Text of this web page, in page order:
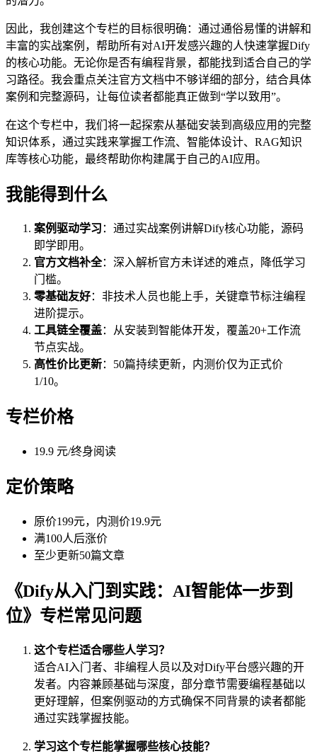
因此，我创建这个专栏的目标很明确：通过通俗易懂的讲解和
丰富的实战案例，帮助所有对AI开发感兴趣的人快速掌握Dify
的核心功能。无论你是否有编程背景，都能找到适合自己的学
习路径。我会重点关注官方文档中不够详细的部分，结合具体
案例和完整源码，让每位读者都能真正做到“学以致用”。
在这个专栏中，我们将一起探索从基础安装到高级应用的完整
知识体系，通过实践来掌握工作流、智能体设计、RAG知识
库等核心功能，最终帮助你构建属于自己的AI应用。
我能得到什么
案例驱动学习 ：通过实战案例讲解Dify核心功能，源码
即学即用。
官方文档补全：深入解析官方未详述的难点，降低学习
门槛。
零基础友好：非技术人员也能上手，关键章节标注编程
进阶提示。
工具链全覆盖：从安装到智能体开发，覆盖20+工作流
节点实战。
高性价比更新：50篇持续更新，内测价仅为正式价
1/10。
专栏价格
19.9 元/终身阅读
定价策略
原价199元，内测价19.9元
满100人后涨价
至少更新50篇文章
《Dify从入门到实践：AI智能体一步到
位》专栏常见问题
这个专栏适合哪些人学习？
适合AI入门者、非编程人员以及对Dify平台感兴趣的开
发者。内容兼顾基础与深度，部分章节需要编程基础以
更好理解，但案例驱动的方式确保不同背景的读者都能
通过实践掌握技能。
学习这个专栏能掌握哪些核心技能？